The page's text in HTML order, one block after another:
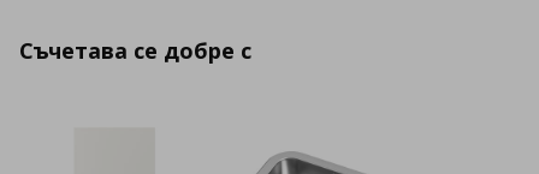
Съчетава се добре с